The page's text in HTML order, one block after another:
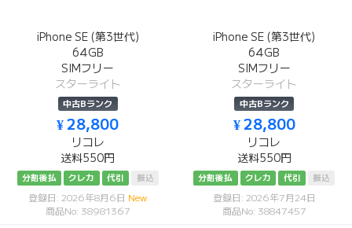
iPhone SE (第3世代)
64GB
SIMフリー
スターライト
中古Bランク
¥ 28,800
リコレ
送料550円
分割後払 クレカ 代引 振込
登録日: 2026年8月6日 New
商品No: 38981367
iPhone SE (第3世代)
64GB
SIMフリー
スターライト
中古Bランク
¥ 28,800
リコレ
送料550円
分割後払 クレカ 代引 振込
登録日: 2026年7月24日
商品No: 38847457